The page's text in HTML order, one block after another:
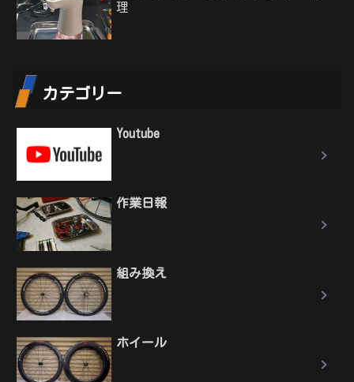
理
カテゴリー
Youtube
作業日報
組み換え
ホイール